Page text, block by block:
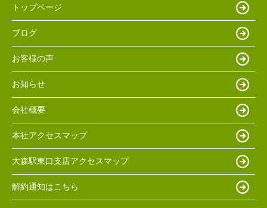
トップページ
ブログ
お客様の声
お知らせ
会社概要
本社アクセスマップ
大森駅東口支店アクセスマップ
解約通知はこちら